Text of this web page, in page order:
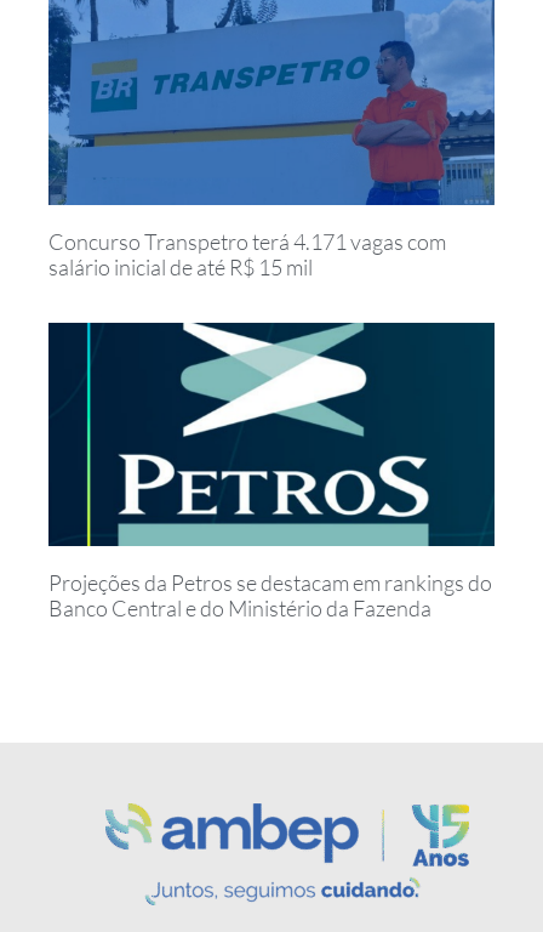
Concurso Transpetro terá 4.171 vagas com
salário inicial de até R$ 15 mil
Projeções da Petros se destacam em rankings do
Banco Central e do Ministério da Fazenda